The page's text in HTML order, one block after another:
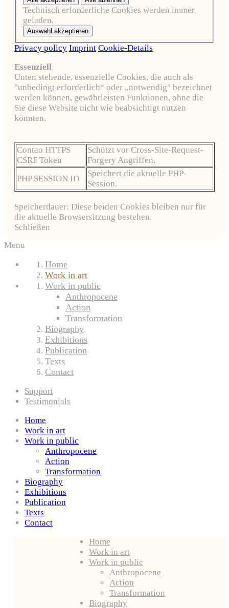
Technisch erforderliche Cookies werden immer
geladen.
Privacy policy Imprint Cookie-Details
Essenziell
Unten stehende, essenzielle Cookies, die auch als
"unbedingt erforderlich“ oder „notwendig" bezeichnet
werden können, gewährleisten Funktionen, ohne die
Sie diese Website nicht wie beabsichtigt nutzen
könnten.
Contao HTTPS
CSRF Token
Schützt vor Cross-Site-Request-
Forgery Angriffen.
PHP SESSION ID
Speichert die aktuelle PHP-
Session.
Speicherdauer: Diese beiden Cookies bleiben nur für
die aktuelle Browsersitzung bestehen.
Schließen
Menu
Home
Work in art
Work in public
Anthropocene
Action
Transformation
Biography
Exhibitions
Publication
Texts
Contact
Support
Testimonials
Home
Work in art
Work in public
Anthropocene
Action
Transformation
Biography
Exhibitions
Publication
Texts
Contact
Home
Work in art
Work in public
Anthropocene
Action
Transformation
Biography